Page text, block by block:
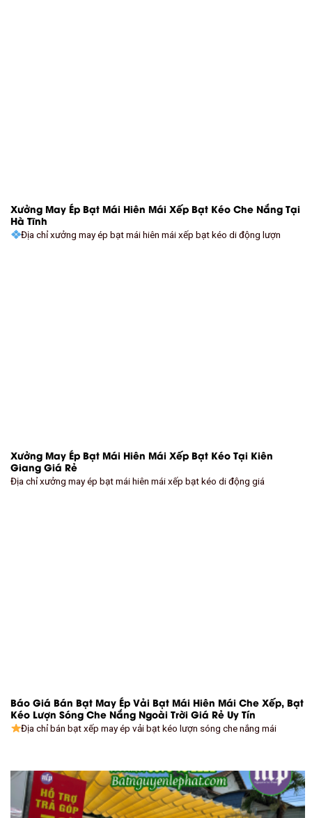
Xưởng May Ép Bạt Mái Hiên Mái Xếp Bạt Kéo Che Nắng Tại
Hà Tĩnh
Địa chỉ xưởng may ép bạt mái hiên mái xếp bạt kéo di động lượn
Xưởng May Ép Bạt Mái Hiên Mái Xếp Bạt Kéo Tại Kiên
Giang Giá Rẻ
Địa chỉ xưởng may ép bạt mái hiên mái xếp bạt kéo di động giá
Báo Giá Bán Bạt May Ép Vải Bạt Mái Hiên Mái Che Xếp, Bạt
Kéo Lượn Sóng Che Nắng Ngoài Trời Giá Rẻ Uy Tín
Địa chỉ bán bạt xếp may ép vải bạt kéo lượn sóng che nắng mái